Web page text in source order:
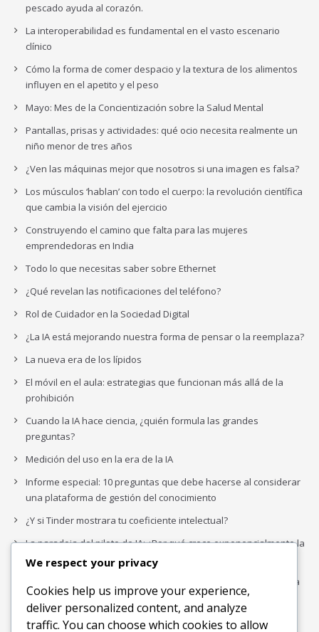
pescado ayuda al corazón.
La interoperabilidad es fundamental en el vasto escenario
clínico
Cómo la forma de comer despacio y la textura de los alimentos
influyen en el apetito y el peso
Mayo: Mes de la Concientización sobre la Salud Mental
Pantallas, prisas y actividades: qué ocio necesita realmente un
niño menor de tres años
¿Ven las máquinas mejor que nosotros si una imagen es falsa?
Los músculos ‘hablan’ con todo el cuerpo: la revolución científica
que cambia la visión del ejercicio
Construyendo el camino que falta para las mujeres
emprendedoras en India
Todo lo que necesitas saber sobre Ethernet
¿Qué revelan las notificaciones del teléfono?
Rol de Cuidador en la Sociedad Digital
¿La IA está mejorando nuestra forma de pensar o la reemplaza?
La nueva era de los lípidos
El móvil en el aula: estrategias que funcionan más allá de la
prohibición
Cuando la IA hace ciencia, ¿quién formula las grandes
preguntas?
Medición del uso en la era de la IA
Informe especial: 10 preguntas que debe hacerse al considerar
una plataforma de gestión del conocimiento
¿Y si Tinder mostrara tu coeficiente intelectual?
La paradoja del piloto de IA: ¿Por qué crece exponencialmente la
complejidad de la IA empresarial?
Los organigramas de marketing se crearon para los canales. La
IA acaba de dejarlos obsoletos.
We respect your privacy
Cookies help us improve your experience,
deliver personalized content, and analyze
traffic. You can choose which cookies to allow